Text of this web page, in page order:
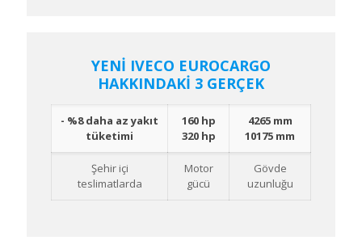
YENİ IVECO EUROCARGO
HAKKINDAKİ 3 GERÇEK
- %8 daha az yakıt
tüketimi
160 hp
320 hp
4265 mm
10175 mm
Şehir içi
teslimatlarda
Motor
gücü
Gövde
uzunluğu